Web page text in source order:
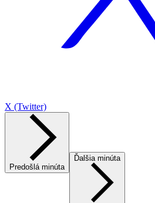
X (Twitter)
Predošlá minúta
Ďalšia minúta